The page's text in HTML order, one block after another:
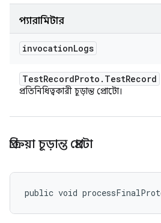
প্যারামিটার
invocationLogs
TestRecordProto . TestRecord
প্রতিনিধিত্বকারী চূড়ান্ত প্রোটো।
প্রক্রিয়া চূড়ান্ত প্রোটো
public void